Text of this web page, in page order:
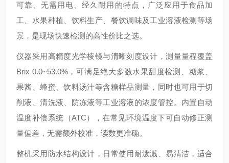
可靠、无需用电、经久耐用的特点，广泛应用于食品加
工、水果种植、饮料生产、餐饮调味及工业溶液检测等场
景，是现场快速检测的高性价比之选。
仪器采用高精度光学棱镜与清晰刻度设计，测量量程覆盖
Brix 0.0~53.0%，可满足绝大多数水果甜度检测、糖浆、
果酱、蜂蜜、饮料汤汁等含糖样品测量，同时也可用于切
削液、清洗液、防冻液等工业溶液的浓度管控。内置自动
温度补偿系统（ATC），在常见环境温度下可自动修正测
量偏差，无需额外校准，读数更准确。
整机采用防水结构设计，日常使用耐泼溅、易清洁，适合